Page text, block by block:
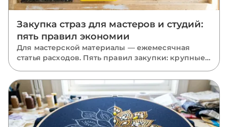
Закупка страз для мастеров и студий:
пять правил экономии
Для мастерской материалы — ежемесячная
статья расходов. Пять правил закупки: крупные
там, где он уместен, и одна партия на проект.